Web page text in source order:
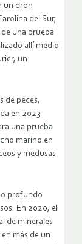
un dron
del Sur,
una prueba
allí medio
un
de peces,
en 2023
una prueba
marino en
y medusas
profundo
En 2020, el
de minerales
más de un